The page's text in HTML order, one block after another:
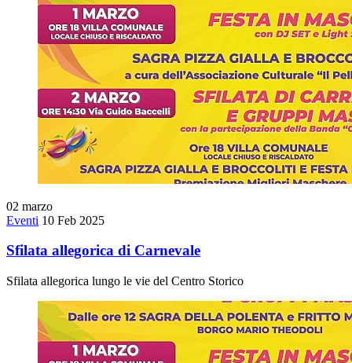
02 marzo
Eventi 10 Feb 2025
Sfilata allegorica di Carnevale
Sfilata allegorica lungo le vie del Centro Storico